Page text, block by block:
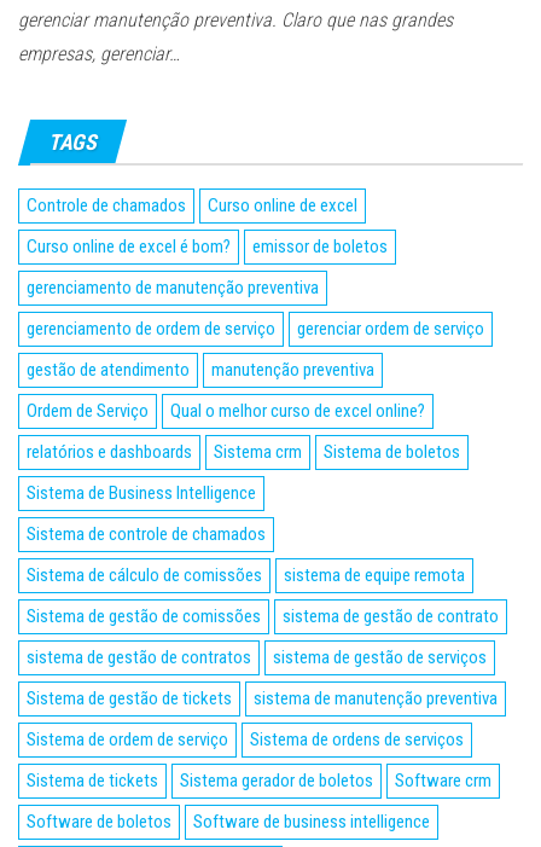
gerenciar manutenção preventiva. Claro que nas grandes
empresas, gerenciar…
TAGS
Controle de chamados
Curso online de excel
Curso online de excel é bom?
emissor de boletos
gerenciamento de manutenção preventiva
gerenciamento de ordem de serviço
gerenciar ordem de serviço
gestão de atendimento
manutenção preventiva
Ordem de Serviço
Qual o melhor curso de excel online?
relatórios e dashboards
Sistema crm
Sistema de boletos
Sistema de Business Intelligence
Sistema de controle de chamados
Sistema de cálculo de comissões
sistema de equipe remota
Sistema de gestão de comissões
sistema de gestão de contrato
sistema de gestão de contratos
sistema de gestão de serviços
Sistema de gestão de tickets
sistema de manutenção preventiva
Sistema de ordem de serviço
Sistema de ordens de serviços
Sistema de tickets
Sistema gerador de boletos
Software crm
Software de boletos
Software de business intelligence